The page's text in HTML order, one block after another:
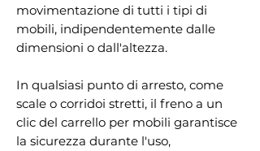
movimentazione di tutti i tipi di
mobili, indipendentemente dalle
dimensioni o dall'altezza.
In qualsiasi punto di arresto, come
scale o corridoi stretti, il freno a un
clic del carrello per mobili garantisce
la sicurezza durante l'uso,